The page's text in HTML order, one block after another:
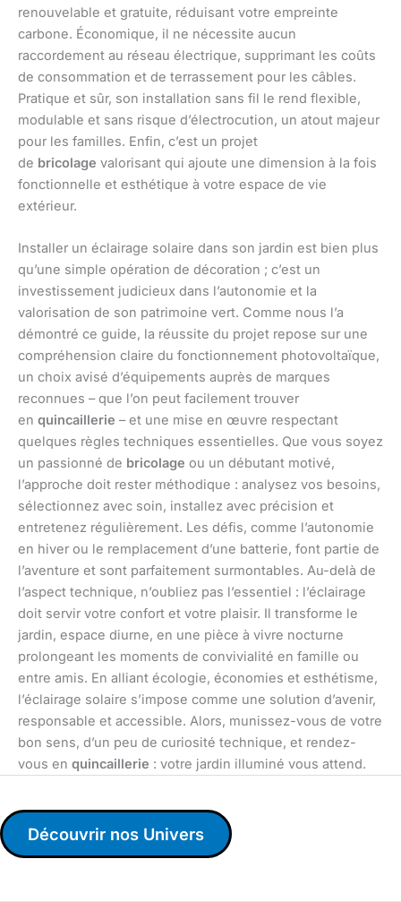
renouvelable et gratuite, réduisant votre empreinte
carbone. Économique, il ne nécessite aucun
raccordement au réseau électrique, supprimant les coûts
de consommation et de terrassement pour les câbles.
Pratique et sûr, son installation sans fil le rend flexible,
modulable et sans risque d’électrocution, un atout majeur
pour les familles. Enfin, c’est un projet
de bricolage valorisant qui ajoute une dimension à la fois
fonctionnelle et esthétique à votre espace de vie
extérieur.
Installer un éclairage solaire dans son jardin est bien plus
qu’une simple opération de décoration ; c’est un
investissement judicieux dans l’autonomie et la
valorisation de son patrimoine vert. Comme nous l’a
démontré ce guide, la réussite du projet repose sur une
compréhension claire du fonctionnement photovoltaïque,
un choix avisé d’équipements auprès de marques
reconnues – que l’on peut facilement trouver
en quincaillerie – et une mise en œuvre respectant
quelques règles techniques essentielles. Que vous soyez
un passionné de bricolage ou un débutant motivé,
l’approche doit rester méthodique : analysez vos besoins,
sélectionnez avec soin, installez avec précision et
entretenez régulièrement. Les défis, comme l’autonomie
en hiver ou le remplacement d’une batterie, font partie de
l’aventure et sont parfaitement surmontables. Au-delà de
l’aspect technique, n’oubliez pas l’essentiel : l’éclairage
doit servir votre confort et votre plaisir. Il transforme le
jardin, espace diurne, en une pièce à vivre nocturne
prolongeant les moments de convivialité en famille ou
entre amis. En alliant écologie, économies et esthétisme,
l’éclairage solaire s’impose comme une solution d’avenir,
responsable et accessible. Alors, munissez-vous de votre
bon sens, d’un peu de curiosité technique, et rendez-
vous en quincaillerie : votre jardin illuminé vous attend.
Découvrir nos Univers